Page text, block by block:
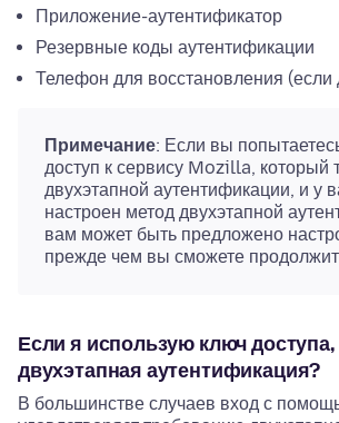
Приложение-аутентификатор
Резервные коды аутентификации
Телефон для восстановления (если
Примечание: Если вы
доступ к сервису Mozilla, который
двухэтапной аутентификации, и у
настроен метод двухэтапной
вам может быть предложено
прежде чем вы сможете
Если я использую ключ
двухэтапная аутентификация?
В большинстве случаев вход с